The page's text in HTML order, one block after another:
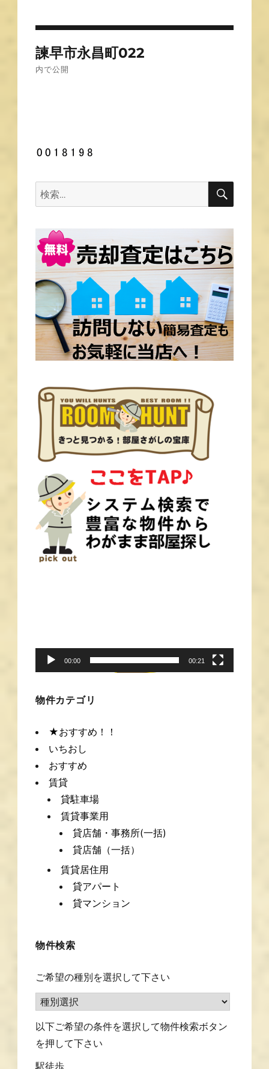
稿
シ
ン
諫早市永昌町022
内で公開
ヤ
ー
00:00 00:21
物件カテゴリ
★おすすめ！！
いちおし
おすすめ
賃貸
貸駐車場
賃貸事業用
貸店舗・事務所(一括)
貸店舗（一括）
賃貸居住用
貸アパート
貸マンション
物件検索
ご希望の種別を選択して下さい
以下ご希望の条件を選択して物件検索ボタン
を押して下さい
駅徒歩